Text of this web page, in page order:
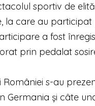
sportiv de
care au
a fost
prin pedalat
României s-au
Germania și câte